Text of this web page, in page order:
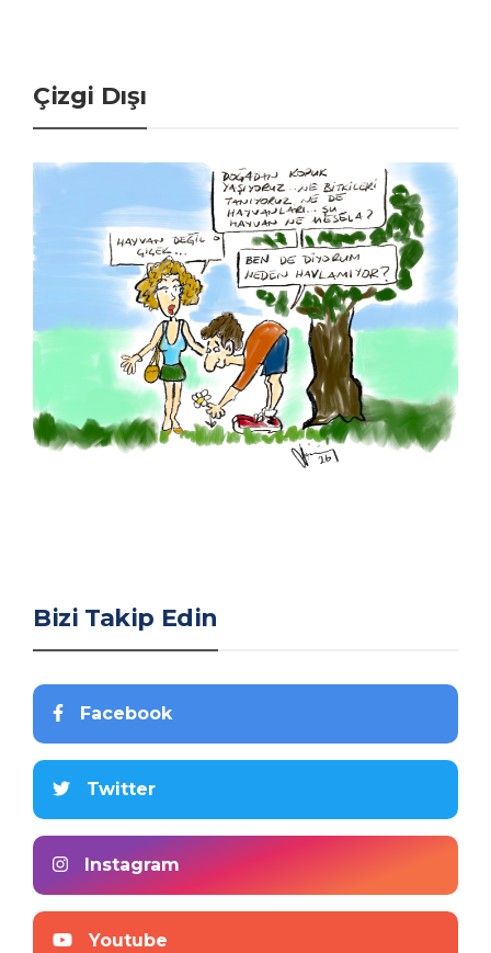
Çizgi Dışı
Bizi Takip Edin
Facebook
Twitter
Instagram
Youtube